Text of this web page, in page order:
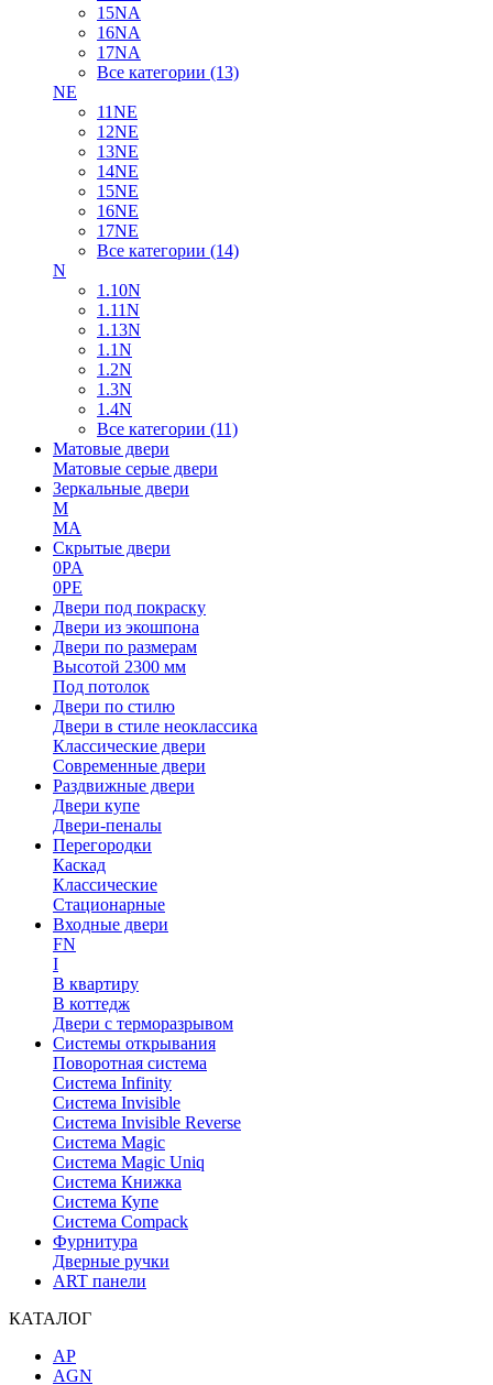
15NA
16NA
17NA
Все категории (13)
NE
11NE
12NE
13NE
14NE
15NE
16NE
17NE
Все категории (14)
N
1.10N
1.11N
1.13N
1.1N
1.2N
1.3N
1.4N
Все категории (11)
Матовые двери
Матовые серые двери
Зеркальные двери
M
MA
Скрытые двери
0PA
0PE
Двери под покраску
Двери из экошпона
Двери по размерам
Высотой 2300 мм
Под потолок
Двери по стилю
Двери в стиле неоклассика
Классические двери
Современные двери
Раздвижные двери
Двери купе
Двери-пеналы
Перегородки
Каскад
Классические
Стационарные
Входные двери
FN
I
В квартиру
В коттедж
Двери с терморазрывом
Системы открывания
Поворотная система
Система Infinity
Система Invisible
Система Invisible Reverse
Система Magic
Система Magic Uniq
Система Книжка
Система Купе
Система Compack
Фурнитура
Дверные ручки
ART панели
КАТАЛОГ
AP
AGN